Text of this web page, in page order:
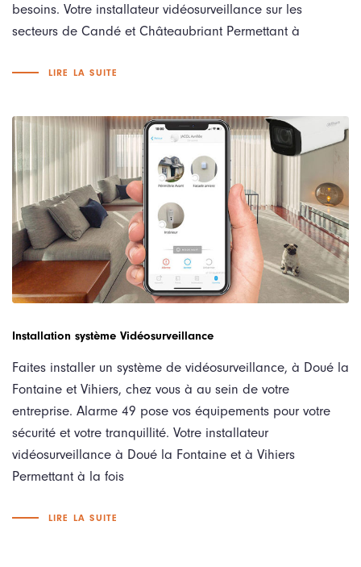
besoins. Votre installateur vidéosurveillance sur les
secteurs de Candé et Châteaubriant Permettant à
LIRE LA SUITE
Installation système Vidéosurveillance
Faites installer un système de vidéosurveillance, à Doué la
Fontaine et Vihiers, chez vous à au sein de votre
entreprise. Alarme 49 pose vos équipements pour votre
sécurité et votre tranquillité. Votre installateur
vidéosurveillance à Doué la Fontaine et à Vihiers
Permettant à la fois
LIRE LA SUITE